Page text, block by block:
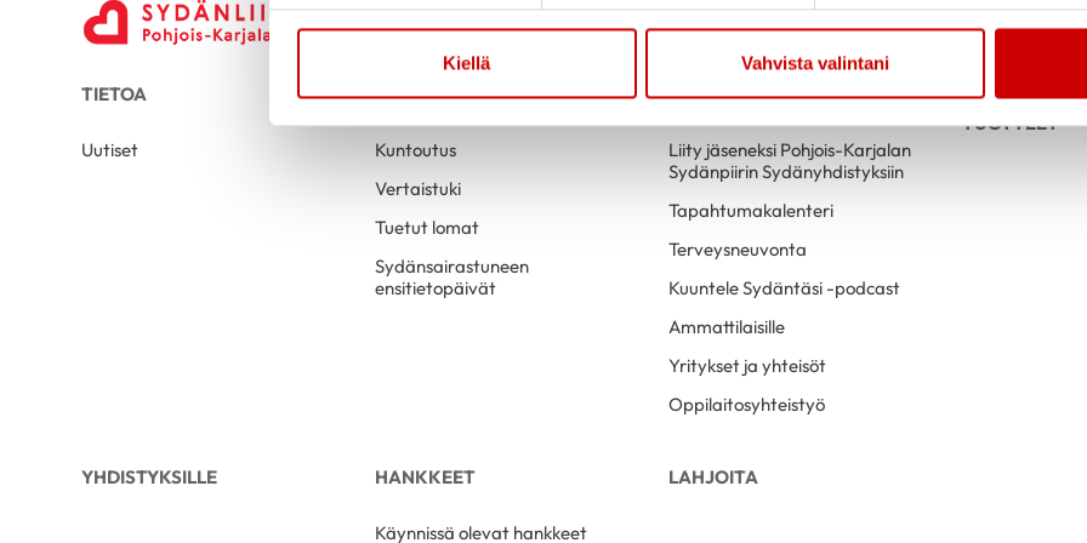
Kiellä Vahvista valintani
TIETOA
Uutiset
TUKEA
Kuntoutus
Vertaistuki
Tuetut lomat
Sydänsairastuneen
ensitietopäivät
TOIMINTAA
Liity jäseneksi Pohjois-Karjalan
Sydänpiirin Sydänyhdistyksiin
Tapahtumakalenteri
Terveysneuvonta
Kuuntele Sydäntäsi -podcast
Ammattilaisille
Yritykset ja yhteisöt
Oppilaitosyhteistyö
SYDÄNPIIRIN
TUOTTEET
YHDISTYKSILLE HANKKEET
Käynnissä olevat hankkeet
LAHJOITA